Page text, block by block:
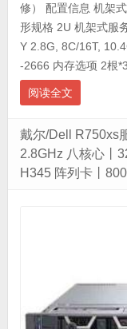
修） 配置信息 机架
形规格 2U 机架式服
Y 2.8G, 8C/16T,
-2666 内存选项 2根
阅读全文
戴尔/Dell R750xs
2.8GHz 八核心丨
H345 阵列卡丨